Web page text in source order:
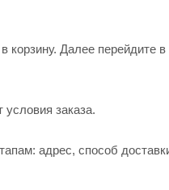
корзину. Далее перейдите в
заказа.
адрес, способ